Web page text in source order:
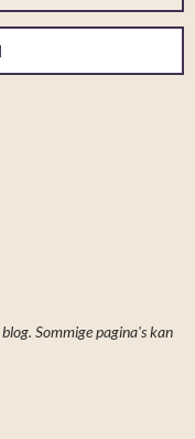
Sommige pagina's kan